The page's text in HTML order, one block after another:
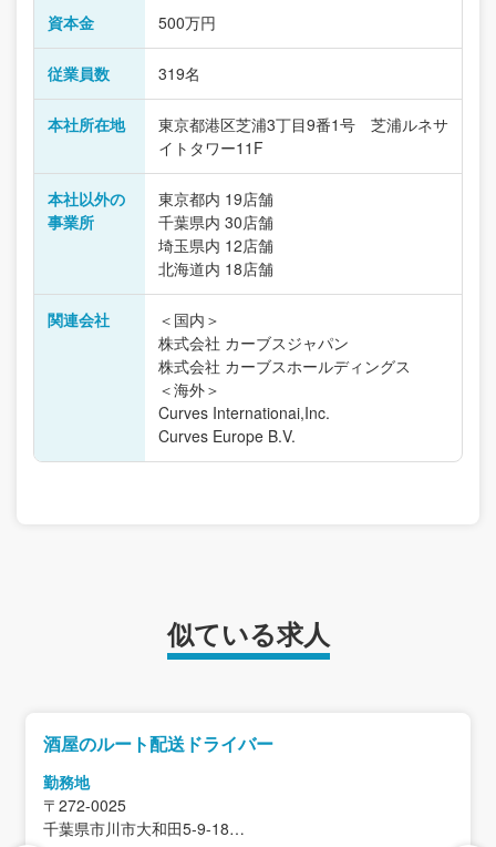
資本金 500万円
従業員数 319名
本社所在地
東京都港区芝浦3丁目9番1号 芝浦ルネサ
イトタワー11F
本社以外の
事業所
東京都内 19店舗
千葉県内 30店舗
埼玉県内 12店舗
北海道内 18店舗
関連会社
＜国内＞
株式会社 カーブスジャパン
株式会社 カーブスホールディングス
＜海外＞
Curves Internationai,Inc.
Curves Europe B.V.
似ている求人
酒屋のルート配送ドライバー
勤務地
〒272-0025
千葉県市川市大和田5-9-18